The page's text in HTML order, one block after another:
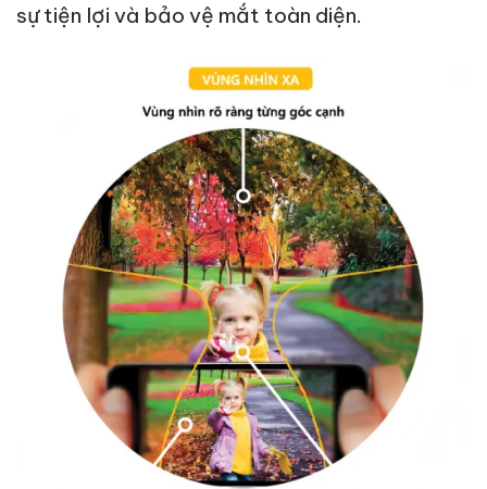
sự tiện lợi và bảo vệ mắt toàn diện.